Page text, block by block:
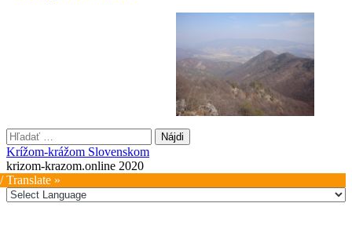
Hľadať:
Krížom-krážom Slovenskom
krizom-krazom.online 2020
Translate »